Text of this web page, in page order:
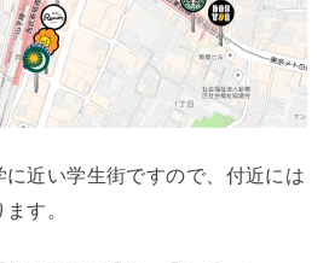
近い学生街ですので、付近には
す。